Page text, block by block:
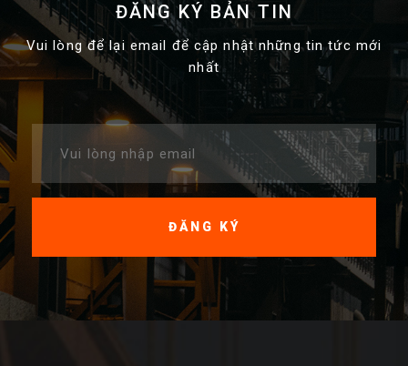
ĐĂNG KÝ BẢN TIN
Vui lòng để lại email để cập nhật những tin tức mới
nhất